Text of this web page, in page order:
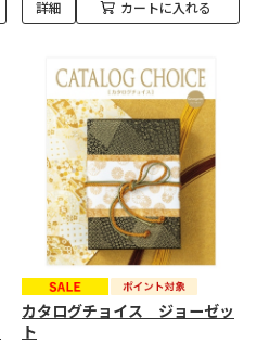
詳細 カートに入れる
カタログチョイス ジョーゼッ
ト